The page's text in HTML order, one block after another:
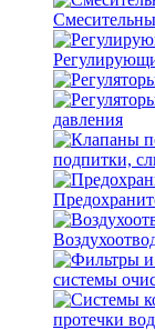
давления
подпитки,
системы
протечки